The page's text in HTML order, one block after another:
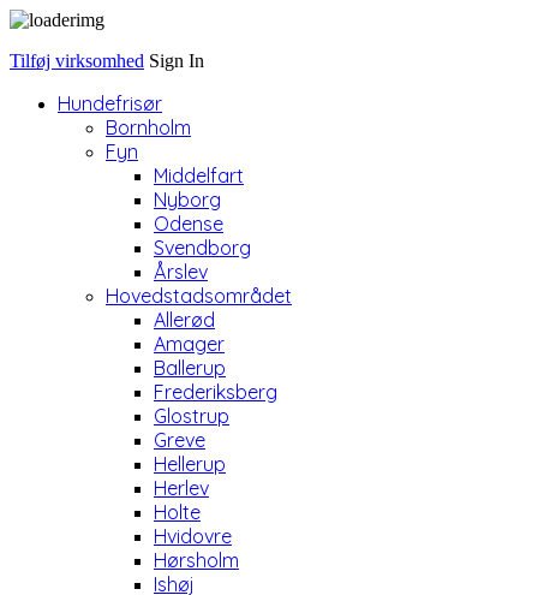
Tilføj virksomhed Sign In
Hundefrisør
Bornholm
Fyn
Middelfart
Nyborg
Odense
Svendborg
Årslev
Hovedstadsområdet
Allerød
Amager
Ballerup
Frederiksberg
Glostrup
Greve
Hellerup
Herlev
Holte
Hvidovre
Hørsholm
Ishøj